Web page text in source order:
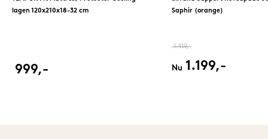
lagen 120x210x18-32 cm
999,-
Saphir (orange)
1.419,-
Nu 1.199,-